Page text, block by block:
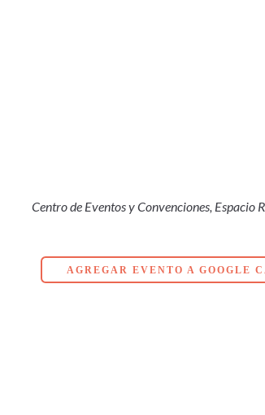
Centro de Eventos y Convenciones, Espacio
AGREGAR EVENTO A GOOGLE